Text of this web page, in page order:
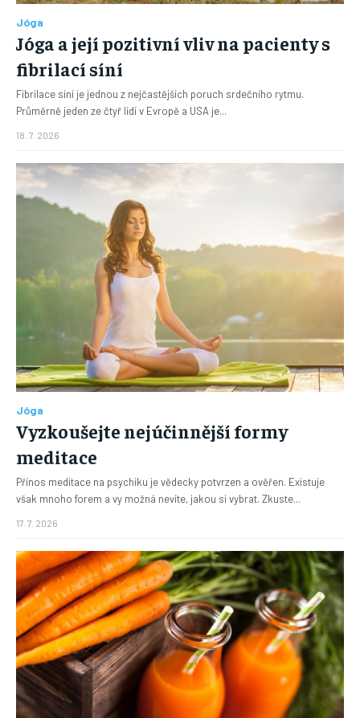
Jóga
Jóga a její pozitivní vliv na pacienty s
fibrilací síní
Fibrilace síní je jednou z nejčastějších poruch srdečního rytmu.
Průměrně jeden ze čtyř lidí v Evropě a USA je...
18. 7. 2026
Jóga
Vyzkoušejte nejúčinnější formy
meditace
Přínos meditace na psychiku je vědecky potvrzen a ověřen. Existuje
však mnoho forem a vy možná nevíte, jakou si vybrat. Zkuste...
17. 7. 2026